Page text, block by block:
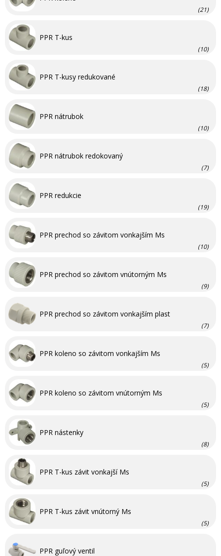
(21)
PPR T-kus
(10)
PPR T-kusy redukované
(18)
PPR nátrubok
(10)
PPR nátrubok redokovaný
(7)
PPR redukcie
(19)
PPR prechod so závitom vonkajším Ms
(10)
PPR prechod so závitom vnútorným Ms
(9)
PPR prechod so závitom vonkajším plast
(7)
PPR koleno so závitom vonkajším Ms
(5)
PPR koleno so závitom vnútorným Ms
(5)
PPR nástenky
(8)
PPR T-kus závit vonkajší Ms
(5)
PPR T-kus závit vnútorný Ms
(5)
PPR guľový ventil